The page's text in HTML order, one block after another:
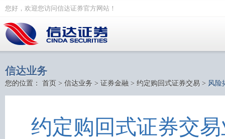
您好，欢迎您访问信达证券官方网站！
信达业务
您的位置： 首页 > 信达业务 > 证券金融 > 约定购回式证券交易 > 风险
约定购回式证券交